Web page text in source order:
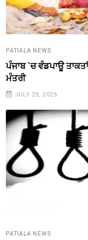
PATIALA NEWS
ਪੰਜਾਬ `ਚ ਵੰਡਪਾਊ
ਮੰਤਰੀ
JULY 29, 2026
PATIALA NEWS